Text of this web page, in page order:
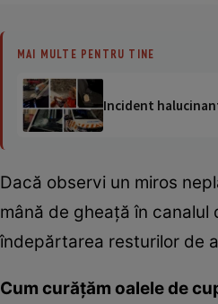
MAI MULTE PENTRU TINE
Incident
Dacă observi un miros
mână de gheață în
îndepărtarea resturilor de
Cum curățăm oalele de